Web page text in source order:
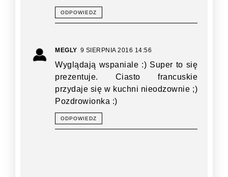
ODPOWIEDZ
MEGLY 9 SIERPNIA 2016 14:56
Wyglądają wspaniale :) Super to się
prezentuje. Ciasto francuskie
przydaje się w kuchni nieodzownie ;)
Pozdrowionka :)
ODPOWIEDZ